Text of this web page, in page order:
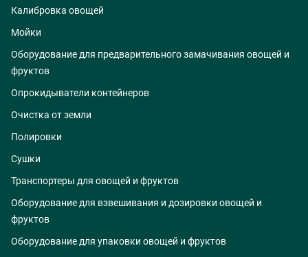
Калибровка овощей
Мойки
Оборудование для предварительного замачивания овощей и
фруктов
Опрокидыватели контейнеров
Очистка от земли
Полировки
Сушки
Транспортеры для овощей и фруктов
Оборудование для взвешивания и дозировки овощей и
фруктов
Оборудование для упаковки овощей и фруктов